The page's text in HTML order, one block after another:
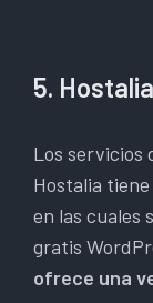
5. Hostalia
Los servicios
Hostalia
en las cuales
gratis
ofrece una